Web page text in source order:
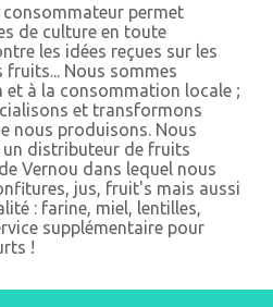
permet
de culture en toute
les idées reçues sur les
Nous sommes
à la consommation locale ;
et transformons
nous produisons. Nous
distributeur de fruits
Vernou dans lequel nous
jus, fruit's mais aussi
: farine, miel, lentilles,
supplémentaire pour
!